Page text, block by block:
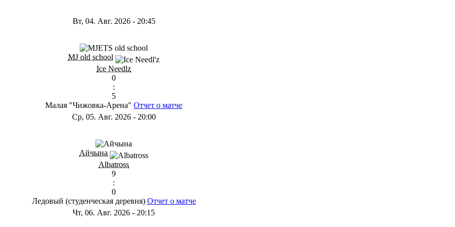
Вт, 04. Авг. 2026- 20:45
MJ old school
Ice Needlz
0
:
5
Малая "Чижовка-Арена" Отчет о матче
Ср, 05. Авг. 2026- 20:00
Айчына
Albatross
9
:
0
Ледовый (студенческая деревня) Отчет о матче
Чт, 06. Авг. 2026 - 20:15